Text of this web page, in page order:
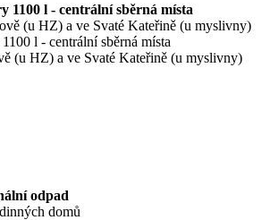
1100 l - centrální sběrná místa
(u HZ) a ve Svaté Kateřině (u myslivny)
l - centrální sběrná místa
(u HZ) a ve Svaté Kateřině (u myslivny)
odpad
domů